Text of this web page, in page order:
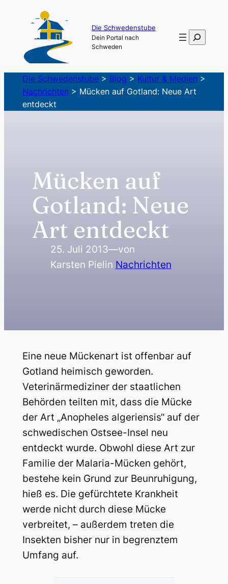
springen
Die Schwedenstube
Dein Portal nach
Schweden
Suchen
Die Schwedenstube> Blog > Kultur & Medien >
Nachrichten > Mücken auf Gotland: Neue Art
entdeckt
Mücken auf
Gotland: Neue
Art entdeckt
25. Juli 2013—von
Karsten Pielin Nachrichten
Eine neue Mückenart ist offenbar auf
Gotland heimisch geworden.
Veterinärmediziner der staatlichen
Behörden teilten mit, dass die Mücke
der Art „Anopheles algeriensis“ auf der
schwedischen Ostsee-Insel neu
entdeckt wurde. Obwohl diese Art zur
Familie der Malaria-Mücken gehört,
bestehe kein Grund zur Beunruhigung,
hieß es. Die gefürchtete Krankheit
werde nicht durch diese Mücke
verbreitet, – außerdem treten die
Insekten bisher nur in begrenztem
Umfang auf.